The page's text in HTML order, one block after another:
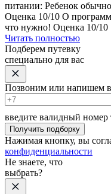
питании: Ребенок обычно
Оценка 10/10 О
что нужно! Оценка 10/10
Читать полностью
Подберем путевку
специально для вас
Позвоним или напишем в
введите валидный номер
Получить подборку
Нажимая кнопку, вы
конфиденциальности
Не знаете, что
выбрать?